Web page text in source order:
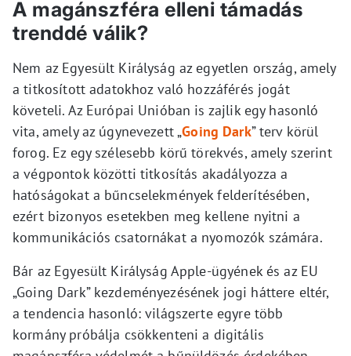
A magánszféra elleni támadás
trenddé válik?
Nem az Egyesült Királyság az egyetlen ország, amely
a titkosított adatokhoz való hozzáférés jogát
követeli. Az Európai Unióban is zajlik egy hasonló
vita, amely az úgynevezett „Going Dark” terv körül
forog. Ez egy szélesebb körű törekvés, amely szerint
a végpontok közötti titkosítás akadályozza a
hatóságokat a bűncselekmények felderítésében,
ezért bizonyos esetekben meg kellene nyitni a
kommunikációs csatornákat a nyomozók számára.
Bár az Egyesült Királyság Apple-ügyének és az EU
„Going Dark” kezdeményezésének jogi háttere eltér,
a tendencia hasonló: világszerte egyre több
kormány próbálja csökkenteni a digitális